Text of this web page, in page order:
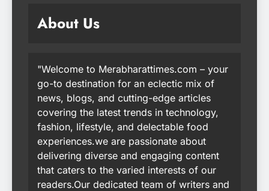
About Us
"Welcome to Merabharattimes.com – your
go-to destination for an eclectic mix of
news, blogs, and cutting-edge articles
covering the latest trends in technology,
fashion, lifestyle, and delectable food
experiences.we are passionate about
delivering diverse and engaging content
that caters to the varied interests of our
readers.Our dedicated team of writers and